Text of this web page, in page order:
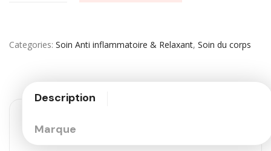
Categories Soin Anti inflammatoire & Relaxant, Soin du corps
Description
Marque